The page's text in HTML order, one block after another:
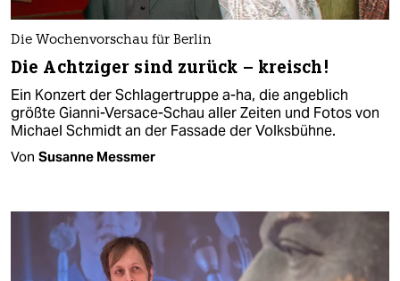
Die Wochenvorschau für Berlin
Die Achtziger sind zurück – kreisch!
Ein Konzert der Schlagertruppe a-ha, die angeblich
größte Gianni-Versace-Schau aller Zeiten und Fotos von
Michael Schmidt an der Fassade der Volksbühne.
Von Susanne Messmer